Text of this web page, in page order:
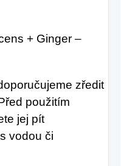
+ Ginger –
zředit
použitím
jej pít
vodou či